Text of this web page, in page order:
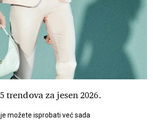
trendova za jesen 2026.
možete isprobati već sada